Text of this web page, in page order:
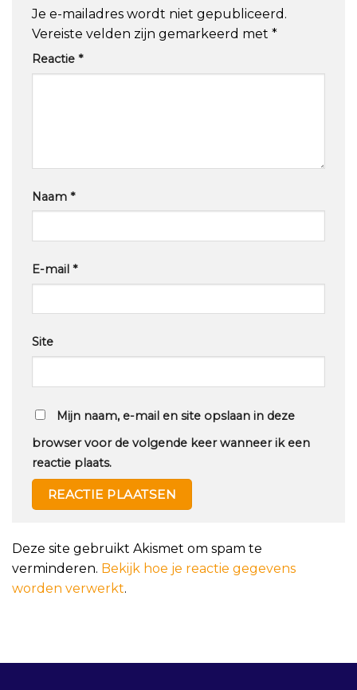
Je e-mailadres wordt niet gepubliceerd.
Vereiste velden zijn gemarkeerd met *
Reactie *
Naam *
E-mail *
Site
Mijn naam, e-mail en site opslaan in deze
browser voor de volgende keer wanneer ik een
reactie plaats.
Deze site gebruikt Akismet om spam te
verminderen. Bekijk hoe je reactie gegevens
worden verwerkt.